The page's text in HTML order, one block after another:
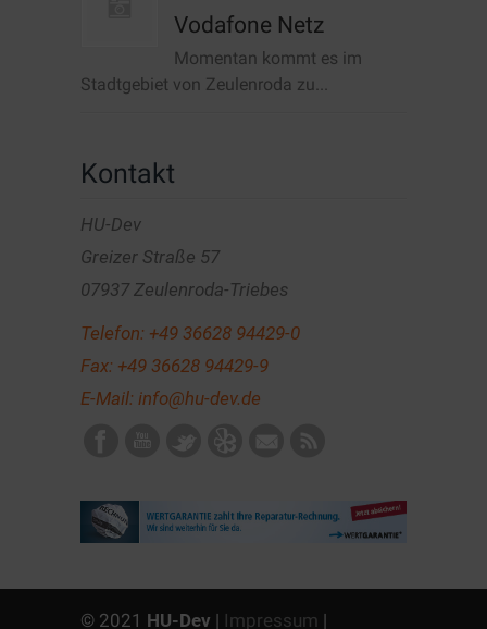
Vodafone Netz
Momentan kommt es im
Stadtgebiet von Zeulenroda zu...
Kontakt
HU-Dev
Greizer Straße 57
07937 Zeulenroda-Triebes
Telefon: +49 36628 94429-0
Fax: +49 36628 94429-9
E-Mail: info@hu-dev.de
© 2021 HU-Dev | Impressum |